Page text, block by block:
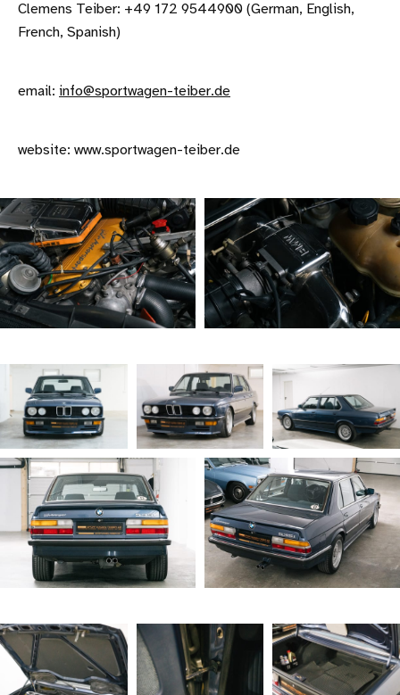
Clemens Teiber: +49 172 9544900 (German, English,
French, Spanish)
email: info@sportwagen-teiber.de
website: www.sportwagen-teiber.de